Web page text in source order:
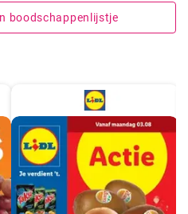
boodschappenlijstje